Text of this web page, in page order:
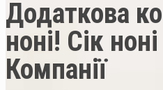
Додаткова
ноні! Сік
Компанії